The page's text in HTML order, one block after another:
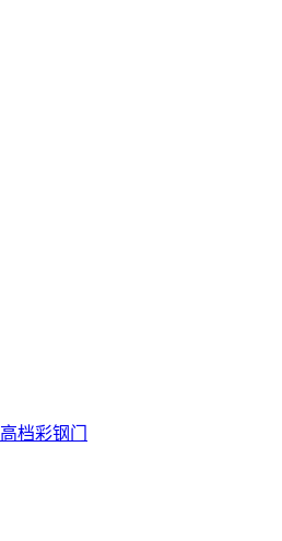
高档彩钢门